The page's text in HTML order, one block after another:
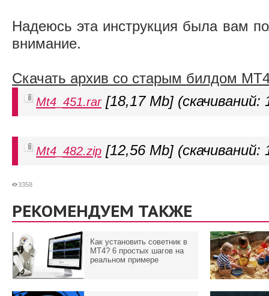
Надеюсь эта инструкция была вам
внимание.
Скачать архив со старым билдом
Mt4_451.rar[18,17 Mb] (cкачиваний:
Mt4_482.zip [12,56 Mb] (cкачиваний:
3358
РЕКОМЕНДУЕМ ТАКЖЕ
Как установить советник в
MT4? 6 простых шагов на
реальном примере